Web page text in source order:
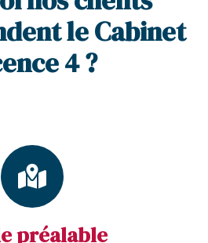
le Cabinet
4 ?
préalable